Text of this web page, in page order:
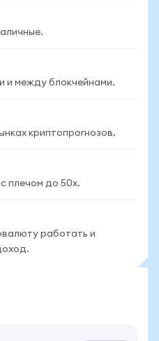
и между блокчейнами.
криптопрогнозов.
плечом до 50x.
работать и